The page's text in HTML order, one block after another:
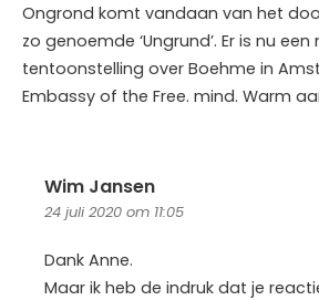
Ongrond komt vandaan van het
zo genoemde ‘Ungrund’. Er is nu
tentoonstelling over Boehme in
Embassy of the Free. mind. Warm
Wim Jansen
24 juli 2020 om 11:05
Dank Anne.
Maar ik heb de indruk dat je